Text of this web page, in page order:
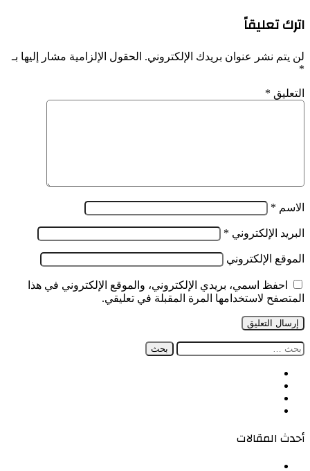
اترك تعليقاً
لن يتم نشر عنوان بريدك الإلكتروني. الحقول الإلزامية مشار إليها بـ
*
التعليق *
الاسم *
البريد الإلكتروني *
الموقع الإلكتروني
احفظ اسمي، بريدي الإلكتروني، والموقع الإلكتروني في هذا
المتصفح لاستخدامها المرة المقبلة في تعليقي.
البحث
أحدث المقالات